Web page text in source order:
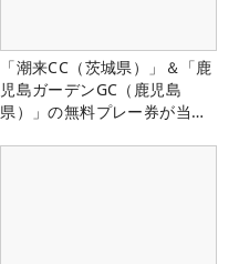
「潮来CC（茨城県）」＆「鹿
児島ガーデンGC（鹿児島
県）」の無料プレー券が当た